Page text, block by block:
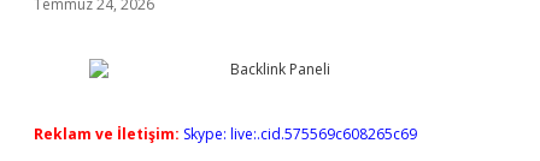
Temmuz 24, 2026
Reklam ve İletişim: Skype: live:.cid.575569c608265c69